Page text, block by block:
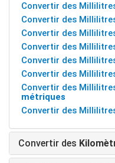
Convertir des
Convertir des
Convertir des
Convertir des
Convertir des
Convertir des
Convertir des
métriques
Convertir des
Convertir des